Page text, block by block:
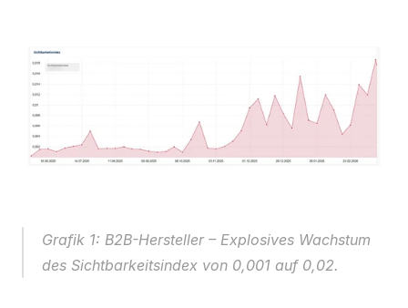
Grafik 1: B2B-Hersteller – Explosives Wachstum
des Sichtbarkeitsindex von 0,001 auf 0,02.